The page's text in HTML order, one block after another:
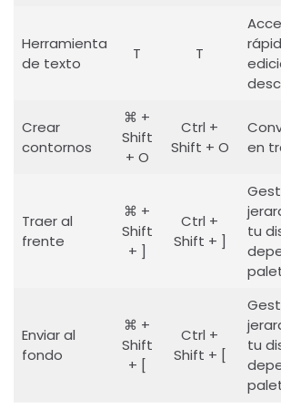
Herramienta
de texto
T T
Crear
contornos
⌘ +
Shift
+ O
Ctrl +
Shift + O
en
Traer al
frente
⌘ +
Shift
+ ]
Ctrl +
Shift + ]
tu
Enviar al
fondo
⌘ +
Shift
+ [
Ctrl +
Shift + [
tu